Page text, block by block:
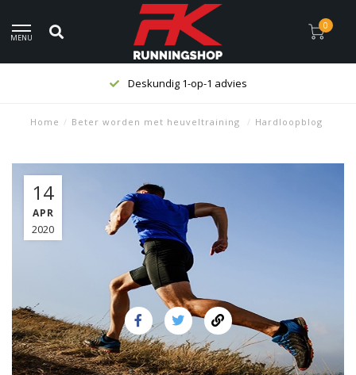
MENU
0
Deskundig 1-op-1 advies
Home / Beter worden met heuveltraining / Hardloopblog
14
APR
2020